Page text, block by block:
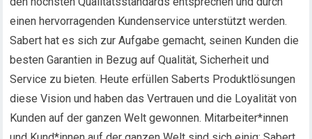
einen hervorragenden Kundenservice unterstützt werden.
Sabert hat es sich zur Aufgabe gemacht, seinen Kunden die
besten Garantien in Bezug auf Qualität, Sicherheit und
Service zu bieten. Heute erfüllen Saberts Produktlösungen
diese Vision und haben das Vertrauen und die Loyalität von
Kunden auf der ganzen Welt gewonnen. Mitarbeiter*innen